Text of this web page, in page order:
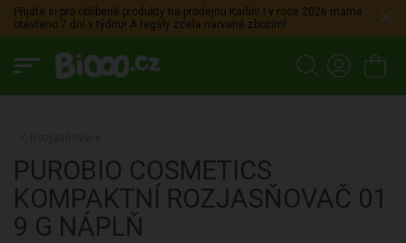
Přijdte si pro oblíbené produkty na prodejnu Karlín! I v roce 2026 máme
otevřeno 7 dní v týdnu! A regály zcela narvané zbožím!
PUROBIO COSMETICS
KOMPAKTNÍ ROZJASŇOVAČ 01
9 G NÁPLŇ